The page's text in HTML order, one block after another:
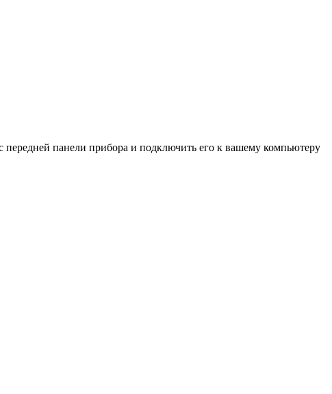
передней панели прибора и подключить его к вашему компьютеру